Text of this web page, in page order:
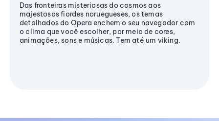
Das fronteiras misteriosas do cosmos aos
majestosos fiordes noruegueses, os temas
detalhados do Opera enchem o seu navegador com
o clima que você escolher, por meio de cores,
animações, sons e músicas. Tem até um viking.